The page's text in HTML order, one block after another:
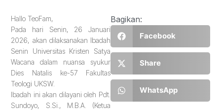
Hallo TeoFam,
Pada hari Senin, 26 Januari
2026, akan dilaksanakan Ibadah
Senin Universitas Kristen Satya
Wacana dalam nuansa syukur
Dies Natalis ke-57 Fakultas
Teologi UKSW.
Ibadah ini akan dilayani oleh Pdt.
Sundoyo, S.Si., M.B.A. (Ketua
Bagikan:
Facebook
Share
WhatsApp